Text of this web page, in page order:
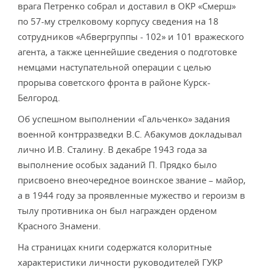
врага Петренко собрал и доставил в ОКР «Смерш»
по 57-му стрелковому корпусу сведения на 18
сотрудников «Абвергруппы - 102» и 101 вражеского
агента, а также ценнейшие сведения о подготовке
немцами наступательной операции с целью
прорыва советского фронта в районе Курск-
Белгород.
Об успешном выполнении «Гальченко» задания
военной контрразведки В.С. Абакумов докладывал
лично И.В. Сталину. В декабре 1943 года за
выполнение особых заданий П. Прядко было
присвоено внеочередное воинское звание – майор,
а в 1944 году за проявленные мужество и героизм в
тылу противника он был награжден орденом
Красного Знамени.
На страницах книги содержатся колоритные
характеристики личности руководителей ГУКР